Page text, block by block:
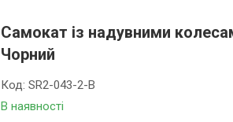
Самокат із надувними
Чорний
В наявності
Код: SR2-043-2-B